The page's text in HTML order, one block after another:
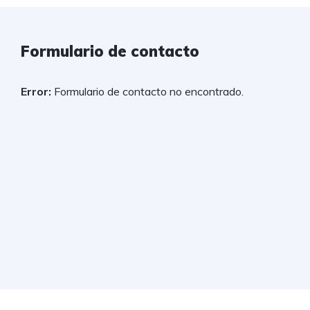
Formulario de contacto
Error: Formulario de contacto no encontrado.